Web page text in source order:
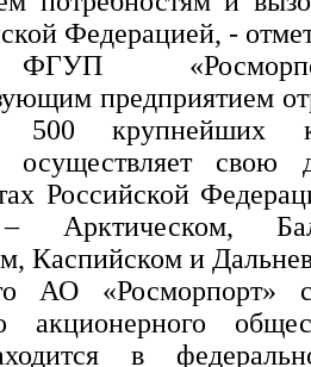
Федерацией, -
предприятием
500 крупнейших
осуществляет свою
Российской
– Арктическом,
Каспийском и
АО «Росморпорт»
акционерного
в